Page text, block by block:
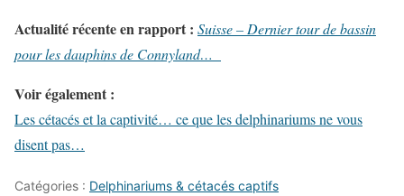
Actualité récente en rapport : Suisse – Dernier tour de bassin
pour les dauphins de Connyland…
Voir également :
Les cétacés et la captivité… ce que les delphinariums ne vous
disent pas…
Catégories : Delphinariums & cétacés captifs